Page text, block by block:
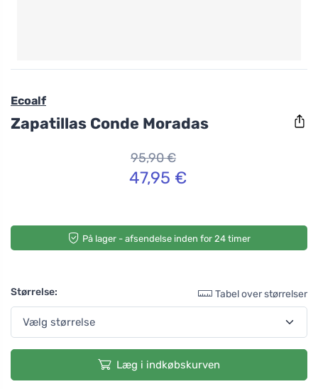
Ecoalf
Zapatillas Conde Moradas
95,90 €
47,95 €
På lager - afsendelse inden for 24 timer
Størrelse: Tabel over størrelser
Læg i indkøbskurven